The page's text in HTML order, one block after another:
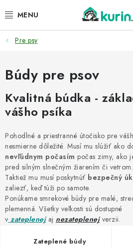
na
PRE HYDINU
PRE PSY
PRE ZAJACE
ZÁHRADA
DOMÁCI WELLNESS
PRE VTÁKY
DARČEKOVÝ POUKAZ
Pre psy
Búdy pre psov
Kvalitná búdka -
vášho psíka
Pohodlné a priestranné útočisko pre
nesmierne dôležité. Musí mu slúžiť ako
nevľúdnym počasím počas zimy, ako
pred silným slnečným žiarením či vetrom.
Taktiež mu musí poskytnúť bezpečný
zaliezť, keď túži po samote.
Ponúkame smrekové búdy pre malé,
plemenná. Všetky veľkosti sú dostupné
v zateplenejaj nezateplenejverzii.
Zateplené búdy